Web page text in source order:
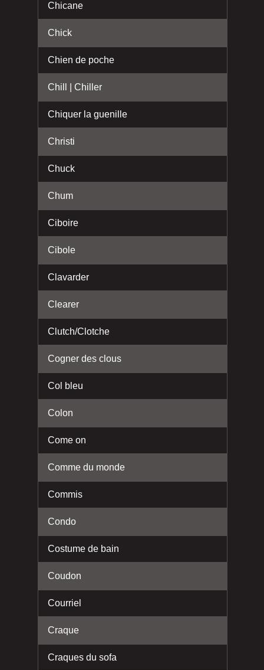
Chicane
Chick
Chien de poche
Chill | Chiller
Chiquer la guenille
Christi
Chuck
Chum
Ciboire
Cibole
Clavarder
Clearer
Clutch/Clotche
Cogner des clous
Col bleu
Colon
Come on
Comme du monde
Commis
Condo
Costume de bain
Coudon
Courriel
Craque
Craques du sofa